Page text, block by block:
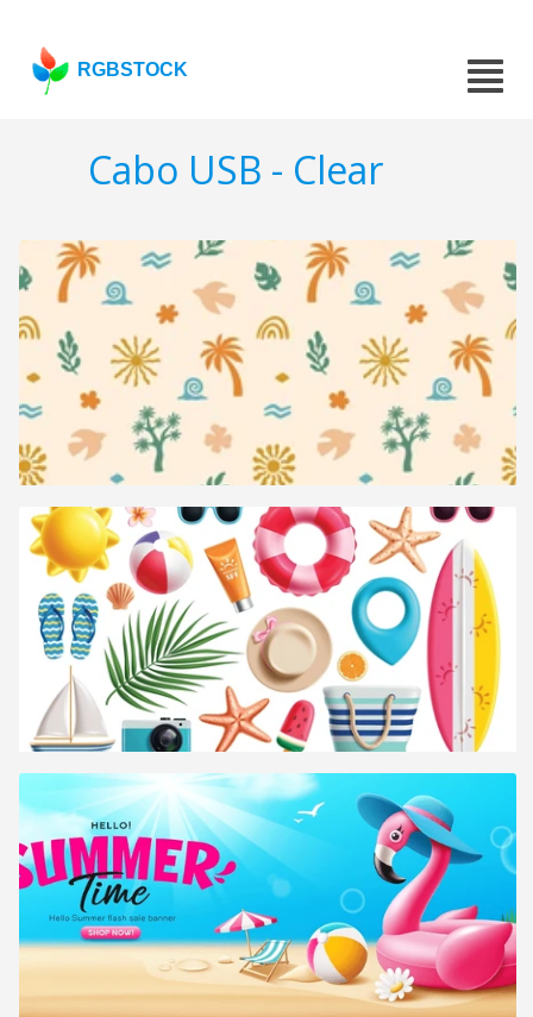
RGBSTOCK
Cabo USB - Clear